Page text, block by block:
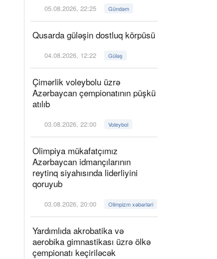
05.08.2026, 22:25 Gündəm
Qusarda güləşin dostluq körpüsü
04.08.2026, 12:22 Güləş
Çimərlik voleybolu üzrə
Azərbaycan çempionatının püşkü
atılıb
03.08.2026, 22:00 Voleybol
Olimpiya mükafatçımız
Azərbaycan idmançılarının
reytinq siyahısında liderliyini
qoruyub
03.08.2026, 20:00 Olimpizm xəbərləri
Yardımlıda akrobatika və
aerobika gimnastikası üzrə ölkə
çempionatı keçiriləcək